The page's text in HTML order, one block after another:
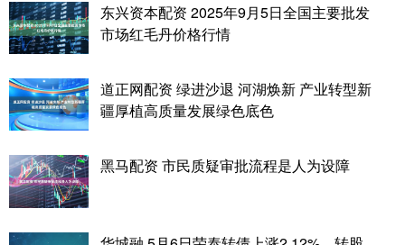
东兴资本配资 2025年9月5日全国主要批发
市场红毛丹价格行情
道正网配资 绿进沙退 河湖焕新 产业转型新
疆厚植高质量发展绿色底色
黑马配资 市民质疑审批流程是人为设障